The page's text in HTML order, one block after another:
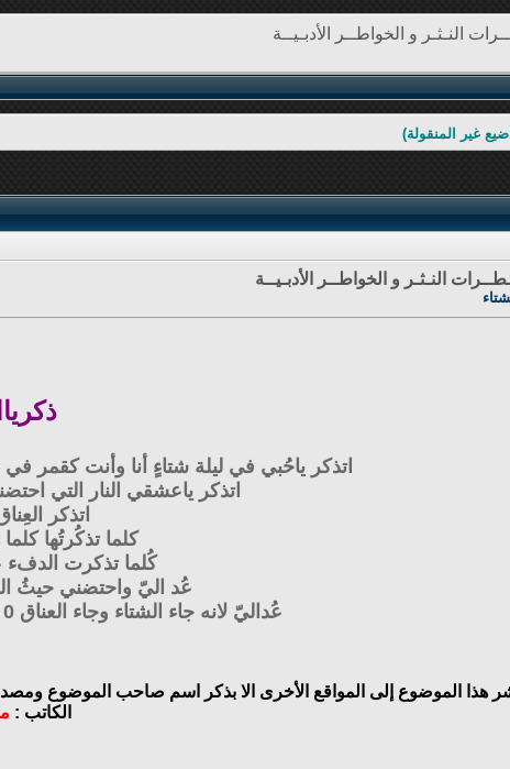
النـثـر و الخواطــر الأدبـيــة
غير المنقولة)
النـثـر و الخواطــر الأدبـيــة
اتذكر ياحُبي في ليلة شتاءٍ أنا وأنت كقمر في ظلام النايمين 00
اتذكر ياعشقي النار التي
اتذكر
كلما تذكُرتُها
كُلما تذكرت الدفء
عُد اليّ واحتضني حيثُ
عُداليّ لانه جاء الشتاء وجاء العناق 0 عُد اليّ فقد حلت الذكرياااات00000
هذا الموضوع إلى المواقع الأخرى الا بذكر اسم صاحب الموضوع
الكاتب :